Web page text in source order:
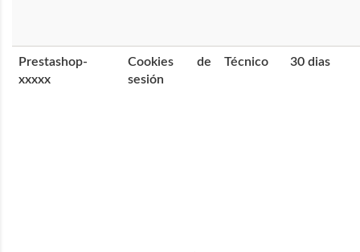
Prestashop-
xxxxx
Cookies de
sesión
Técnico 30 dias